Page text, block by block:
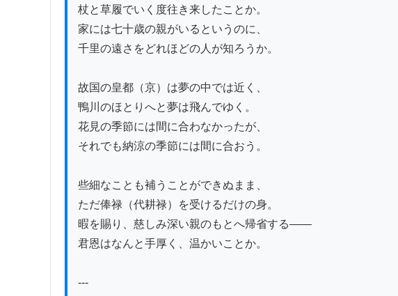
杖と草履でいく度往き来したことか。
家には七十歳の親がいるというのに、
千里の遠さをどれほどの人が知ろうか。
故国の皇都（京）は夢の中では近く、
鴨川のほとりへと夢は飛んでゆく。
花見の季節には間に合わなかったが、
それでも納涼の季節には間に合おう。
些細なことも補うことができぬまま、
ただ俸禄（代耕禄）を受けるだけの身。
暇を賜り、慈しみ深い親のもとへ帰省する——
君恩はなんと手厚く、温かいことか。
---